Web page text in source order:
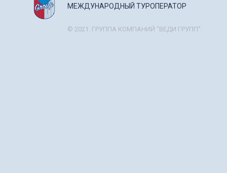
МЕЖДУНАРОДНЫЙ ТУРОПЕРАТОР
© 2021. ГРУППА КОМПАНИЙ "ВЕДИ ГРУПП".